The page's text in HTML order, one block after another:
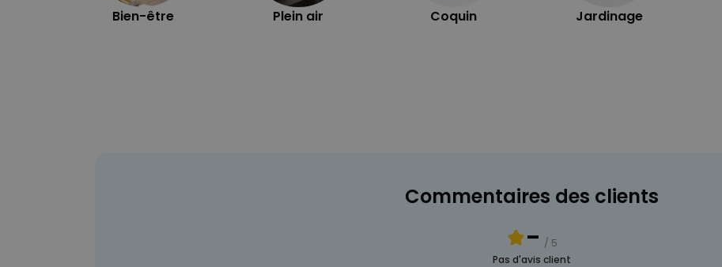
Bien-être Plein air Coquin Jardinage
Commentaires des clients
- / 5
Pas d'avis client